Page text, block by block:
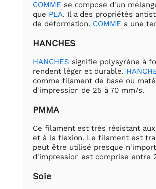
COMME se compose d'un
que PLA. Il a des propriétés
de déformation. COMME a une
HANCHES
HANCHES signifie polysyrène à
rendent léger et durable.
comme filament de base ou
d'impression de 25 à 70 mm/s.
PMMA
Ce filament est très résistant
et à la flexion. Le filament est
peut être utilisé presque
d'impression est comprise entre
Soie